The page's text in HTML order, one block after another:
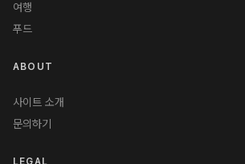
여행
푸드
ABOUT
사이트 소개
문의하기
LEGAL